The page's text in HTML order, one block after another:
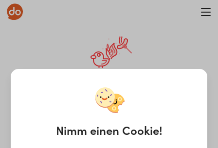
¡Ay, caramba! Seite nicht
gefunden.
Nimm einen Cookie!